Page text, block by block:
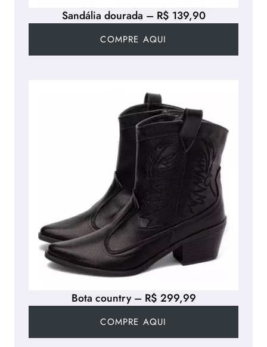
Sandália dourada – R$ 139,90
COMPRE AQUI
Bota country – R$ 299,99
COMPRE AQUI